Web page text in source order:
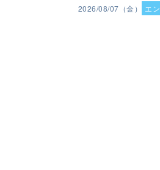
2026/08/07（金） エ